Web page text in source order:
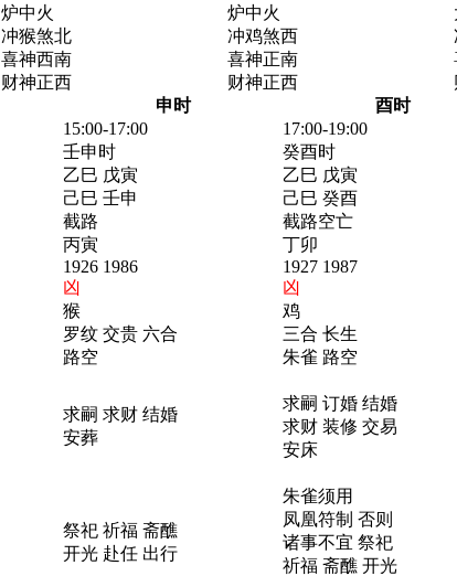
炉中火 炉中火
冲猴煞北 冲鸡煞西
喜神西南
财神正西
喜神正南
财神正西
申时
酉时
15:00-17:00
17:00-19:00
壬申时
癸酉时
乙巳 戊寅
己巳 壬申
乙巳 戊寅
己巳 癸酉
截路
截路空亡
丙寅
1926 1986
丁卯
1927 1987
凶
凶
猴
鸡
罗纹 交贵 六合
三合 长生
路空 朱雀 路空
求嗣 求财 结婚
安葬
求嗣 订婚 结婚
求财 装修 交易
安床
祭祀 祈福 斋醮
开光 赴任 出行
朱雀须用
凤凰符制 否则
诸事不宜 祭祀
祈福 斋醮 开光